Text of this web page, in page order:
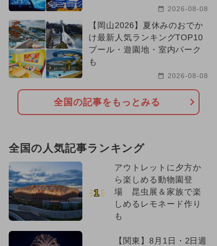
2026-08-08
【岡山2026】夏休みのおでか
け最新人気ランキングTOP10
プール・遊園地・室内パーク
も
2026-08-08
全国の記事をもっとみる
全国の人気記事ランキング
1
アウトレットに夕方か
ら楽しめる動物園登
場 昆虫展＆家族で楽
しめるレモネード作り
も
【関東】8月1日・2日週